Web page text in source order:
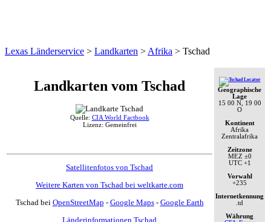
Lexas Länderservice > Landkarten > Afrika > Tschad
Landkarten vom Tschad
Quelle: CIA World Factbook
Lizenz: Gemeinfrei
Satellitenfotos von Tschad
Weitere Karten von Tschad bei weltkarte.com
Tschad bei OpenStreetMap - Google Maps- Google Earth
Länderinformationen Tschad
Geographische
Lage
15 00 N, 19 00
O
Kontinent
Afrika
Zentralafrika
Zeitzone
MEZ ±0
UTC +1
Vorwahl
+235
Internetkennung
.td
Währung